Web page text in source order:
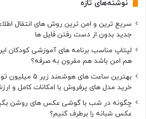
نوشته‌های تازه
سریع ترین و امن ترین روش های انتقال
جدید بدون از دست رفتن فایل ها
لپتاپ مناسب برنامه های آموزشی کودکان
هم امن باشد هم مقرون به صرفه؟
بهترین ساعت های
خرید مدل های پرفروش با امکانات کامل و
چگونه در شب با گوشی عکس های روشن
عکس شبانه را برطرف کنیم؟